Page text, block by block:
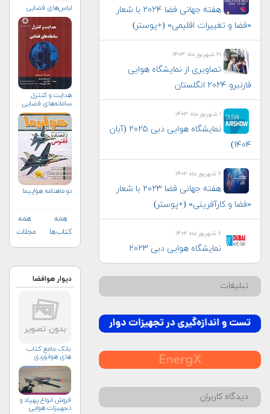
هفته جهانی فضا ۲۰۲۴ با شعار
«فضا و تغییرات اقلیمی» (+پوستر)
۲۱ شهریور ماه ۱۴۰۳
تصاویری از نمایشگاه هوایی
فارنبرو ۲۰۲۴ انگلستان
۱ شهریور ماه ۱۴۰۳
نمایشگاه هوایی دبی ۲۰۲۵ (آبان
۱۴۰۴)
۶ شهریور ماه ۱۴۰۲
هفته جهانی فضا ۲۰۲۳ با شعار
«فضا و کارآفرینی» (+پوستر)
۶ شهریور ماه ۱۴۰۲
نمایشگاه هوایی دبی ۲۰۲۳
تبلیغات
دیدگاه کاربران
لباس‌های فضایی
هدایت و کنترل
سامانه‌های فضایی
دو ماهنامه هواپيما
همه
کتاب‌ها
همه
مجلات
دیوار هوافضا
بانک جامع کتاب
های هوانوردی
فروش انواع پهپاد و
تجهيزات هوايي